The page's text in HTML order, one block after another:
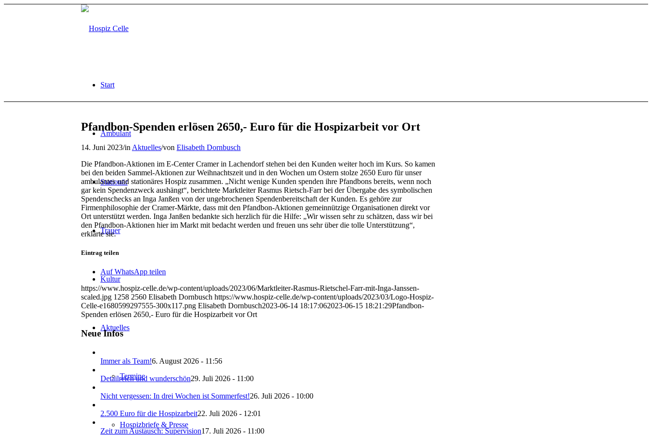
Start
Ambulant
Stationär
Trauer
Kultur
Aktuelles
Termine
Hospizbriefe & Presse
Pfandbon-Spenden erlösen 2650,- Euro für die Hospizarbeit vor Ort
14. Juni 2023/in Aktuelles/von Elisabeth Dornbusch
Die Pfandbon-Aktionen im E-Center Cramer in Lachendorf stehen bei den Kunden weiter hoch im Kurs. So kamen
bei den beiden Sammel-Aktionen zur Weihnachtszeit und in den Wochen um Ostern stolze 2650 Euro für unser
ambulantes und stationäres Hospiz zusammen. „Nicht wenige Kunden spenden ihre Pfandbons bereits, wenn noch
gar kein Spendenzweck aushängt“, berichtete Marktleiter Rasmus Rietsch-Farr bei der Übergabe des symbolischen
Spendenschecks an Inga Janßen von der ungebrochenen Spendenbereitschaft der Kunden. Es gehöre zur
Firmenphilosophie der Cramer-Märkte, dass mit den Pfandbon-Aktionen gemeinnützige Organisationen direkt vor
Ort unterstützt werden. Inga Janßen bedankte sich herzlich für die Hilfe: „Wir wissen sehr zu schätzen, dass wir bei
den Pfandbon-Aktionen hier im Markt mit bedacht werden und freuen uns sehr über die tolle Unterstützung“,
erklärte sie.
Eintrag teilen
Auf WhatsApp teilen
https://www.hospiz-celle.de/wp-content/uploads/2023/06/Marktleiter-Rasmus-Rietschel-Farr-mit-Inga-Janssen-
scaled.jpg 1258 2560 Elisabeth Dornbusch https://www.hospiz-celle.de/wp-content/uploads/2023/03/Logo-Hospiz-
Celle-e1680599297555-300x117.png Elisabeth Dornbusch2023-06-14 18:17:062023-06-15 18:21:29Pfandbon-
Spenden erlösen 2650,- Euro für die Hospizarbeit vor Ort
Neue Infos
Immer als Team!6. August 2026 - 11:56
Detailreich und wunderschön29. Juli 2026 - 11:00
Nicht vergessen: In drei Wochen ist Sommerfest!26. Juli 2026 - 10:00
2.500 Euro für die Hospizarbeit22. Juli 2026 - 12:01
Zeit zum Austausch: Supervision17. Juli 2026 - 11:00